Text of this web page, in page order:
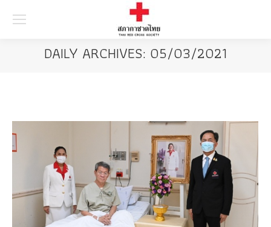
DAILY ARCHIVES: 05/03/2021